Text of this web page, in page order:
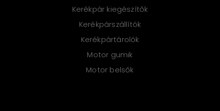
Kerékpár kiegészítők
Kerékpárszállítók
Kerékpártárolók
Motor gumik
Motor belsők